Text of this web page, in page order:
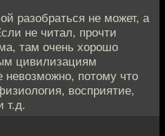
разобраться не может, а
не читал, прочти
там очень хорошо
цивилизациям
невозможно, потому что
восприятие,
т.д.